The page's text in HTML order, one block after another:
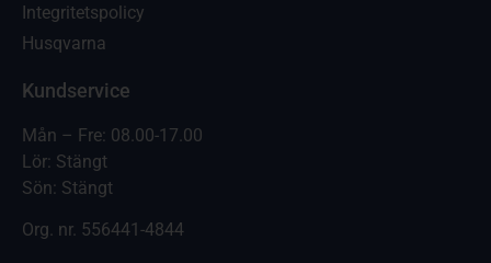
Integritetspolicy
Husqvarna
Kundservice
Mån – Fre: 08.00-17.00
Lör: Stängt
Sön: Stängt
Org. nr. 556441-4844